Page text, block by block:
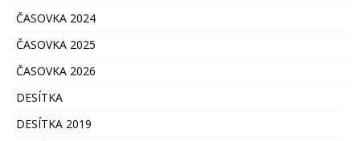
ČASOVKA 2024
ČASOVKA 2025
ČASOVKA 2026
DESÍTKA
DESÍTKA 2019